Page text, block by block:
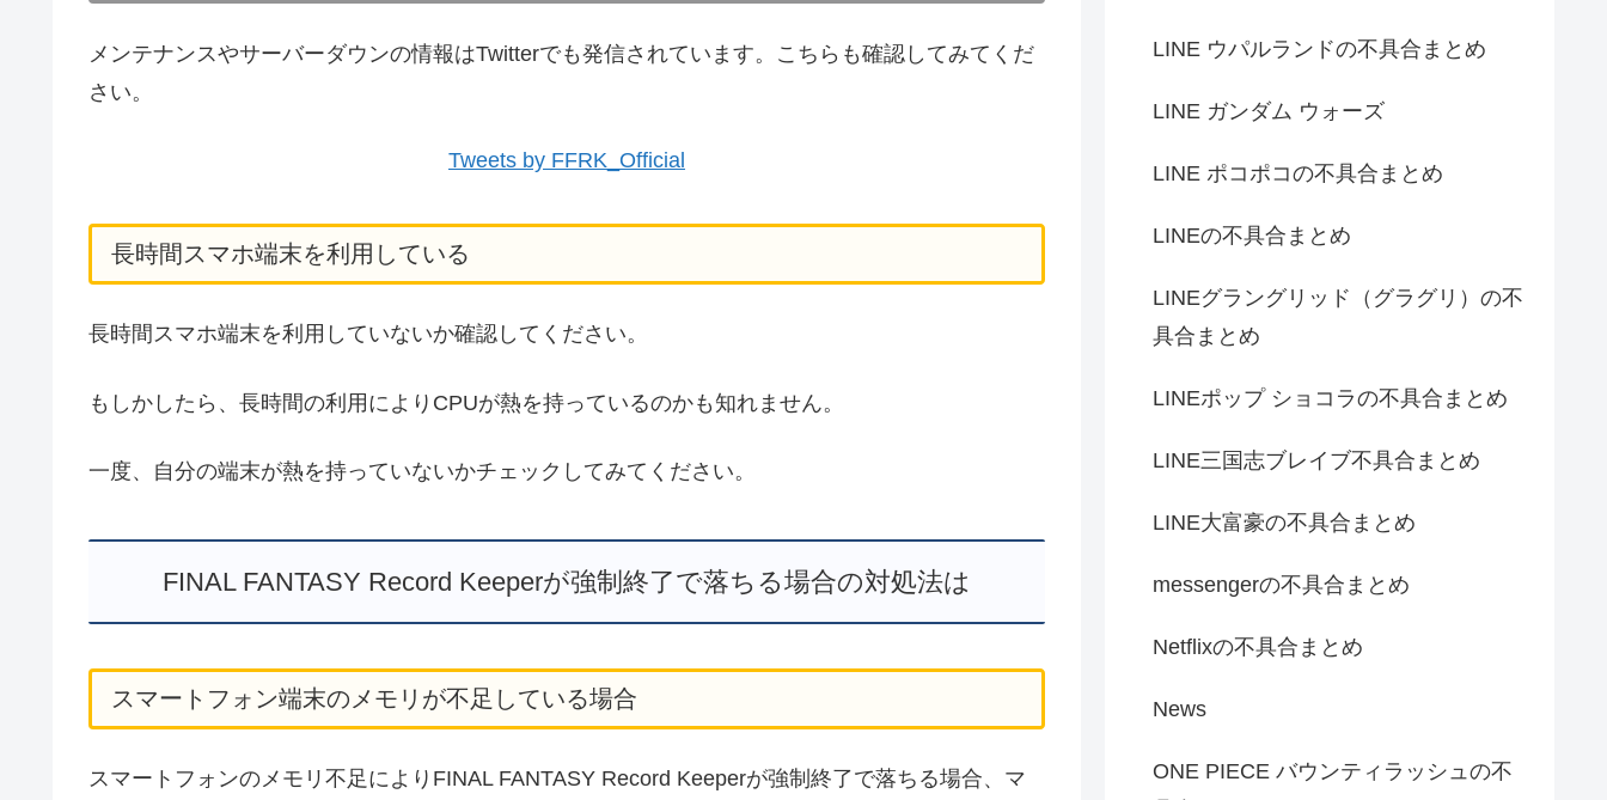
メンテナンスやサーバーダウンの情報はTwitterでも発信されています。こちらも確認してみてくだ
さい。
Tweets by FFRK_Official
長時間スマホ端末を利用している
長時間スマホ端末を利用していないか確認してください。
もしかしたら、長時間の利用によりCPUが熱を持っているのかも知れません。
一度、自分の端末が熱を持っていないかチェックしてみてください。
FINAL FANTASY Record Keeperが強制終了で落ちる場合の対処法は
スマートフォン端末のメモリが不足している場合
スマートフォンのメモリ不足によりFINAL FANTASY Record Keeperが強制終了で落ちる場合、マ
LINE ウパルランドの不具合まとめ
LINE ガンダム ウォーズ
LINE ポコポコの不具合まとめ
LINEの不具合まとめ
LINEグラングリッド（グラグリ）の不
具合まとめ
LINEポップ ショコラの不具合まとめ
LINE三国志ブレイブ不具合まとめ
LINE大富豪の不具合まとめ
messengerの不具合まとめ
Netflixの不具合まとめ
News
ONE PIECE バウンティラッシュの不